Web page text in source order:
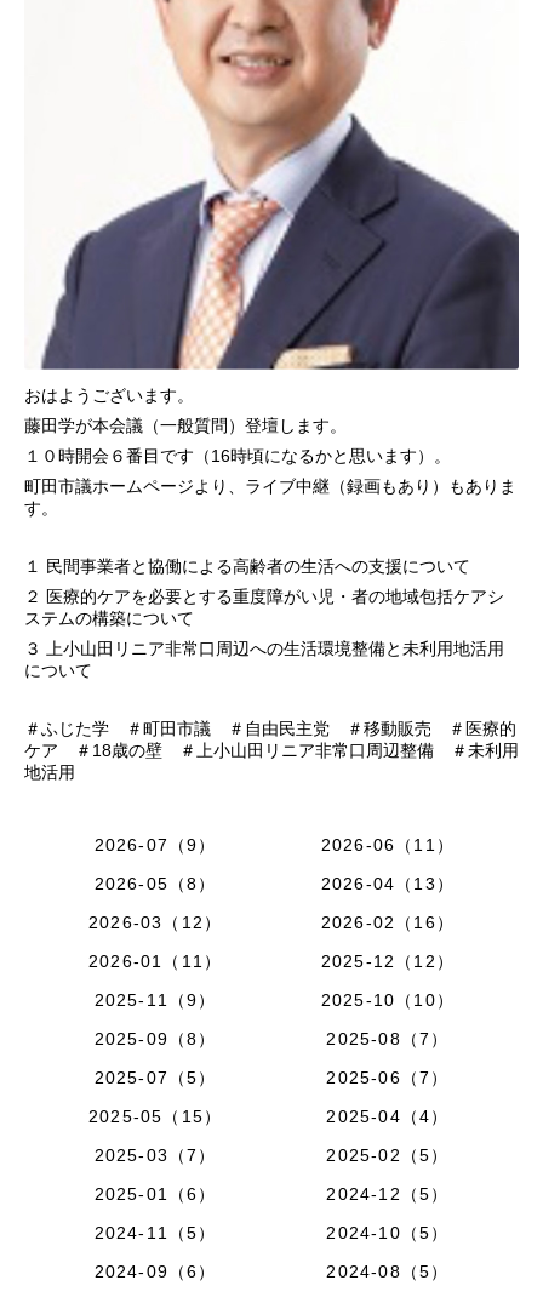
おはようございます。
藤田学が本会議（一般質問）登壇します。
１０時開会６番目です（16時頃になるかと思います）。
町田市議ホームページより、ライブ中継（録画もあり）もありま
す。
１ 民間事業者と協働による高齢者の生活への支援について
２ 医療的ケアを必要とする重度障がい児・者の地域包括ケアシ
ステムの構築について
３ 上小山田リニア非常口周辺への生活環境整備と未利用地活用
について
＃ふじた学 ＃町田市議 ＃自由民主党 ＃移動販売 ＃医療的
ケア ＃18歳の壁 ＃上小山田リニア非常口周辺整備 ＃未利用
地活用
2026-07（9）
2026-06（11）
2026-05（8）
2026-04（13）
2026-03（12）
2026-02（16）
2026-01（11）
2025-12（12）
2025-11（9）
2025-10（10）
2025-09（8）
2025-08（7）
2025-07（5）
2025-06（7）
2025-05（15）
2025-04（4）
2025-03（7）
2025-02（5）
2025-01（6）
2024-12（5）
2024-11（5）
2024-10（5）
2024-09（6）
2024-08（5）